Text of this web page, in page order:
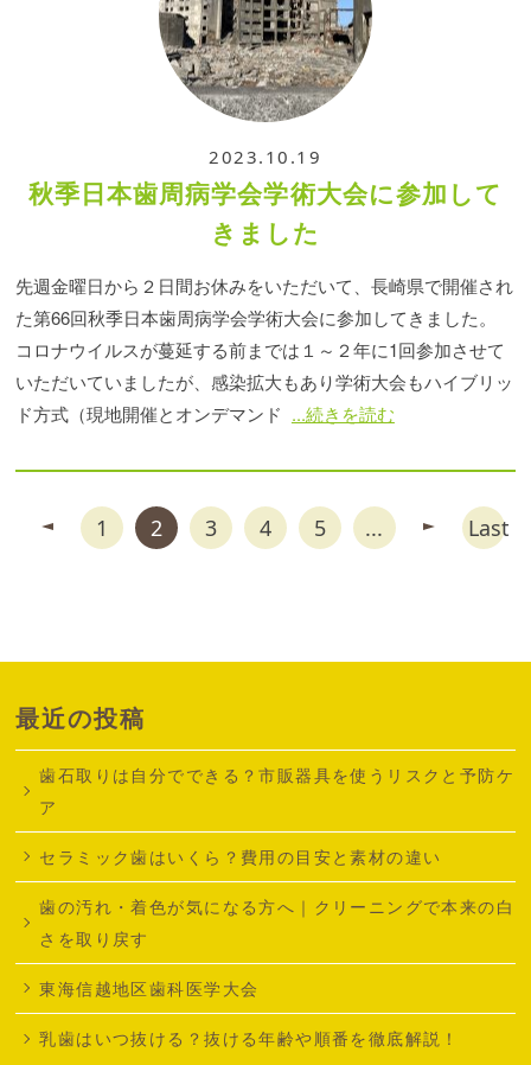
2023.10.19
秋季日本歯周病学会学術大会に参加して
きました
先週金曜日から２日間お休みをいただいて、長崎県で開催され
た第66回秋季日本歯周病学会学術大会に参加してきました。
コロナウイルスが蔓延する前までは１～２年に1回参加させて
いただいていましたが、感染拡大もあり学術大会もハイブリッ
ド方式（現地開催とオンデマンド ...続きを読む
1 2 3 4 5 ... Last
最近の投稿
歯石取りは自分でできる？市販器具を使うリスクと予防ケ
ア
セラミック歯はいくら？費用の目安と素材の違い
歯の汚れ・着色が気になる方へ｜クリーニングで本来の白
さを取り戻す
東海信越地区歯科医学大会
乳歯はいつ抜ける？抜ける年齢や順番を徹底解説！